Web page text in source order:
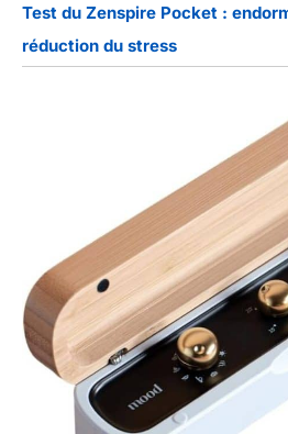
Test du Zenspire Pocket :
réduction du stress